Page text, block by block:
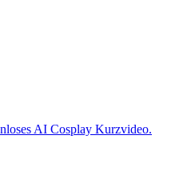
AI Cosplay Kurzvideo.